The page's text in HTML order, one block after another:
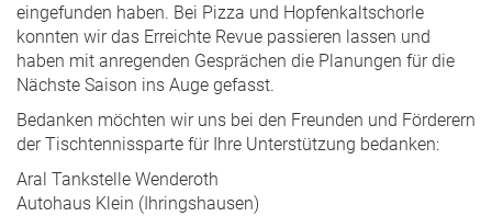
eingefunden haben. Bei Pizza und Hopfenkaltschorle
konnten wir das Erreichte Revue passieren lassen und
haben mit anregenden Gesprächen die Planungen für die
Nächste Saison ins Auge gefasst.
Bedanken möchten wir uns bei den Freunden und Förderern
der Tischtennissparte für Ihre Unterstützung bedanken:
Aral Tankstelle Wenderoth
Autohaus Klein (Ihringshausen)